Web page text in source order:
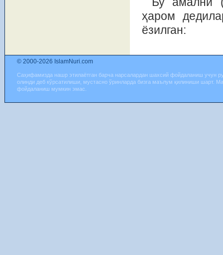
ҳаром
ёзилган:
© 2000-2026 IslamNuri.com
Саҳифамизда нашр этилаётган барча нарсалардан шахсий фойдаланиш учун
олинди деб кўрсатилиши, мустасно ўринларда бизга маълум қилиниши шарт.
фойдаланиш мумкин эмас.